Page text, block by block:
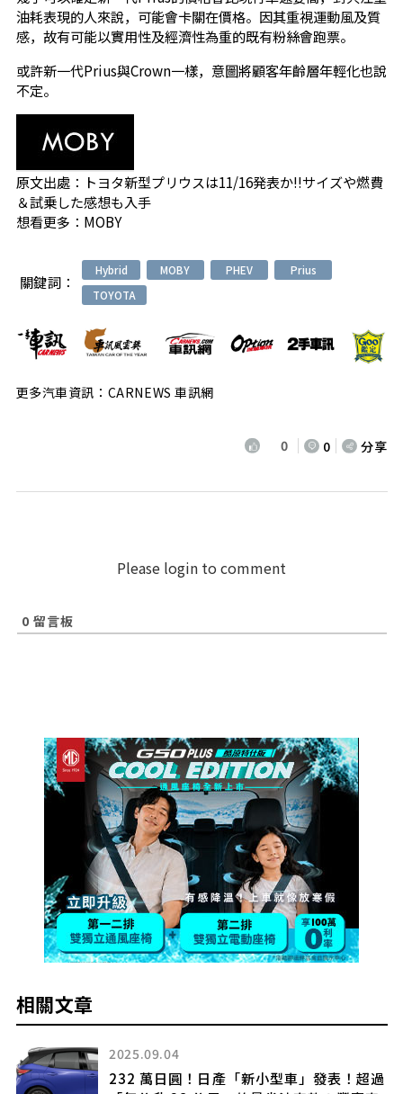
油耗表現的人來說，可能會卡關在價格。因其重視運動風及質
感，故有可能以實用性及經濟性為重的既有粉絲會跑票。
或許新一代Prius與Crown一樣，意圖將顧客年齡層年輕化也說
不定。
原文出處： トヨタ新型プリウスは11/16発表か!!サイズや燃費
＆試乗した感想も入手
想看更多： MOBY
關鍵詞：
Hybrid MOBY PHEV
Prius
TOYOTA
更多汽車資訊：CARNEWS 車訊網
0 0 分享
Please login to comment
0 留言板
相關文章
2025.09.04
232 萬日圓！日產「新小型車」發表！超過